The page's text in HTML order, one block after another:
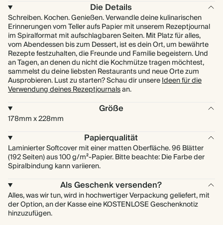
Die Details
Schreiben. Kochen. Genießen. Verwandle deine kulinarischen
Erinnerungen vom Teller aufs Papier mit unserem Rezeptjournal
im Spiralformat mit aufschlagbaren Seiten. Mit Platz für alles,
vom Abendessen bis zum Dessert, ist es dein Ort, um bewährte
Rezepte festzuhalten, die Freunde und Familie begeistern. Und
an Tagen, an denen du nicht die Kochmütze tragen möchtest,
sammelst du deine liebsten Restaurants und neue Orte zum
Ausprobieren. Lust zu starten? Schau dir unsereIdeen für die
Verwendung deines Rezeptjournalsan.
Größe
178mm x 228mm
Papierqualität
Laminierter Softcover mit einer matten Oberfläche. 96 Blätter
(192 Seiten) aus 100 g/m²-Papier. Bitte beachte: Die Farbe der
Spiralbindung kann variieren.
Als Geschenk versenden?
Alles, was wir tun, wird in hochwertiger Verpackung geliefert, mit
der Option, an der Kasse eine KOSTENLOSE Geschenknotiz
hinzuzufügen.